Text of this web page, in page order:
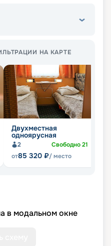
НА КАРТЕ
Двухместная
одноярусная
2 Свободно21
от85 320 ₽/ место
в модальном окне